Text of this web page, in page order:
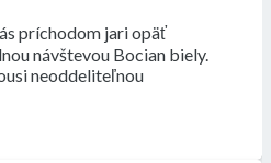
príchodom jari opäť
návštevou Bocian biely.
neoddeliteľnou